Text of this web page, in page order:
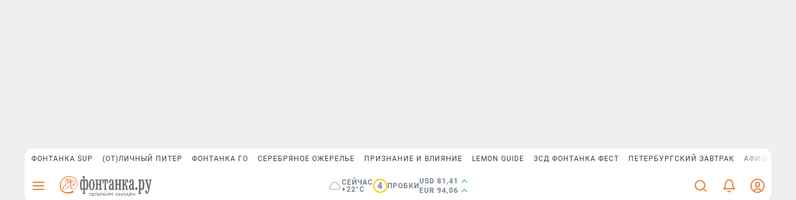
ФОНТАНКА SUP (ОТ)ЛИЧНЫЙ ПИТЕР ФОНТАНКА ГО СЕРЕБРЯНОЕ ОЖЕРЕЛЬЕ ПРИЗНАНИЕ И ВЛИЯНИЕ LEMON GUIDE ЗСД ФОНТАНКА ФЕСТ ПЕТЕРБУРГСКИЙ ЗАВТРАК АФИША PLUS
СЕЙЧАС
+22°C
4 ПРОБКИ
USD 81,41
EUR 94,06